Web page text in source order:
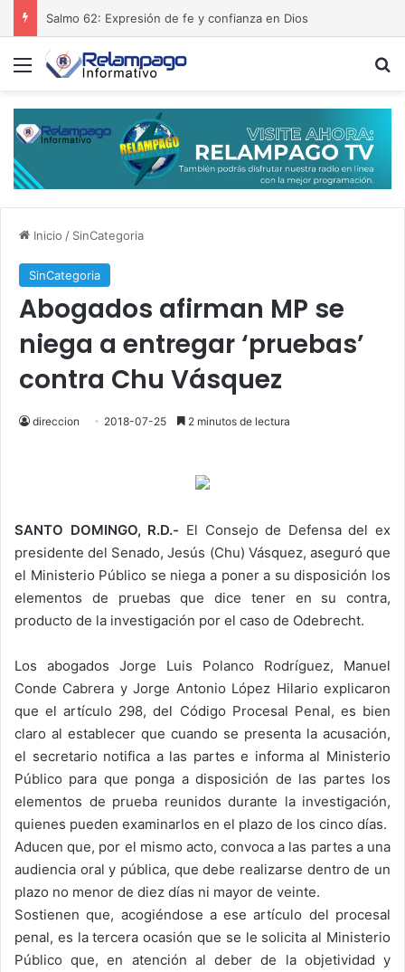
Salmo 62: Expresión de fe y confianza en Dios
Menú
Inicio / SinCategoria
SinCategoria
Abogados afirman MP se
niega a entregar ‘pruebas’
contra Chu Vásquez
direccion 2018-07-25 2 minutos de lectura
SANTO DOMINGO, R.D.- El Consejo de Defensa del ex
presidente del Senado, Jesús (Chu) Vásquez, aseguró que
el Ministerio Público se niega a poner a su disposición los
elementos de pruebas que dice tener en su contra,
producto de la investigación por el caso de Odebrecht.
Los abogados Jorge Luis Polanco Rodríguez, Manuel
Conde Cabrera y Jorge Antonio López Hilario explicaron
que el artículo 298, del Código Procesal Penal, es bien
claro al establecer que cuando se presenta la acusación,
el secretario notifica a las partes e informa al Ministerio
Público para que ponga a disposición de las partes los
elementos de prueba reunidos durante la investigación,
quienes pueden examinarlos en el plazo de los cinco días.
Aducen que, por el mismo acto, convoca a las partes a una
audiencia oral y pública, que debe realizarse dentro de un
plazo no menor de diez días ni mayor de veinte.
Sostienen que, acogiéndose a ese artículo del procesal
penal, es la tercera ocasión que se le solicita al Ministerio
Público que, en atención al deber de la objetividad y